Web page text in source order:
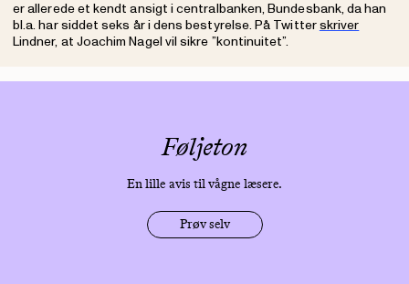
Føljeton
En lille avis til vågne læsere.
Prøv selv
er allerede et kendt ansigt i centralbanken, Bundesbank, da han
bl.a. har siddet seks år i dens bestyrelse. På Twitterskriver
Lindner, at Joachim Nagel vil sikre ”kontinuitet”.